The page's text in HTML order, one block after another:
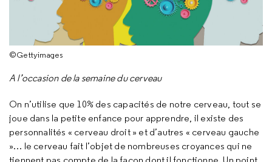
©Gettyimages
A l’occasion de la semaine du cerveau
On n’utilise que 10% des capacités de notre cerveau, tout se
joue dans la petite enfance pour apprendre, il existe des
personnalités « cerveau droit » et d’autres « cerveau gauche
»… le cerveau fait l’objet de nombreuses croyances qui ne